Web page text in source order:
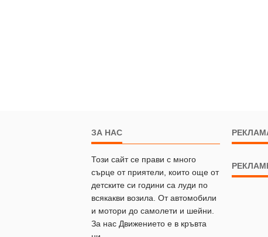
ЗА НАС
Този сайт се прави с много
сърце от приятели, които още от
детските си години са луди по
всякакви возила. От автомобили
и мотори до самолети и шейни.
За нас Движението е в кръвта